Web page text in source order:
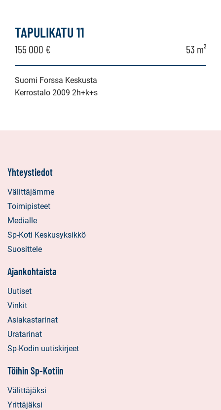
TAPULIKATU 11
155 000 € 53 m²
Suomi Forssa Keskusta
Kerrostalo 2009 2h+k+s
Yhteystiedot
Välittäjämme
Toimipisteet
Medialle
Sp-Koti Keskusyksikkö
Suosittele
Ajankohtaista
Uutiset
Vinkit
Asiakastarinat
Uratarinat
Sp-Kodin uutiskirjeet
Töihin Sp-Kotiin
Välittäjäksi
Yrittäjäksi